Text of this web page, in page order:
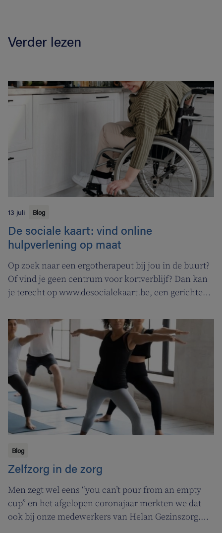
Verder lezen
13 juli Blog
De sociale kaart: vind online
hulpverlening op maat
Op zoek naar een ergotherapeut bij jou in de buurt?
Of vind je geen centrum voor kortverblijf? Dan kan
je terecht op www.desocialekaart.be, een gerichte
gezondheidszorg en welzijn. Heel handig voor zowel
patiënten als zorgverleners.
Blog
Zelfzorg in de zorg
Men zegt wel eens “you can’t pour from an empty
cup” en het afgelopen coronajaar merkten we dat
ook bij onze medewerkers van Helan Gezinszorg.